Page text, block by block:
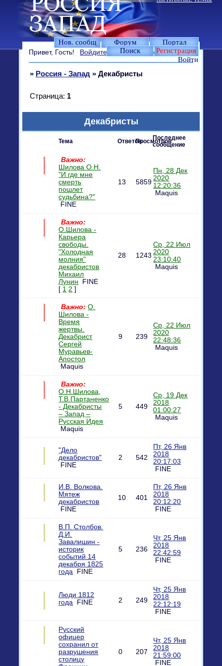
Нов. сообщ Форум
Портал
Поиск
Регистрация
Войти
Привет, Гость! Войдите илизарегистрируйтесь.
» Россия - Запад » Декабристы
Декабристы
Страница: 1
Тема ОтветовПросмотров
Последнее
сообщение
Важно:
Шилова О.Н.
"И где мне
смерть
пошлет
судьбина?"
FINE
13 5859
Пн, 28 Дек
2020
12:20:36
Maquis
Важно:
О.Шилова -
Карьера
свободы.
"Холодная
молния"
декабристов
Михаил
Лунин
FINE
[ 1 2 ]
28 1243
Ср, 22 Июл
2020
23:10:40
Maquis
Важно: О.
Шилова -
Время
жертвы.
Декабрист
Сергей
Муравьев-
Апостол
Maquis
9 239
Ср, 22 Июл
2020
22:48:36
Maquis
Важно:
О.Н.Шилова,
Т.В.Партаненко
- Декабристы
– Запад –
Русская Идея
Maquis
5 449
Ср, 19 Дек
2018
01:00:27
Maquis
"Дело
декабристов"
FINE
2 542
Пт, 26 Янв
2018
20:17:03
FINE
И.В. Волкова.
Мятеж
декабристов
FINE
10 401
Пт, 26 Янв
2018
20:12:20
FINE
В.П. Столбов.
Д.И.
Завалишин -
историк
событий 14
декабря 1825
года
FINE
5 236
Чт, 25 Янв
2018
22:42:59
FINE
Люди 1812
года
FINE 2 249
Чт, 25 Янв
2018
22:12:19
FINE
Русский
офицер
сохранил от
разрушения
столицу
0 207
Чт, 25 Янв
2018
21:59:00
FINE